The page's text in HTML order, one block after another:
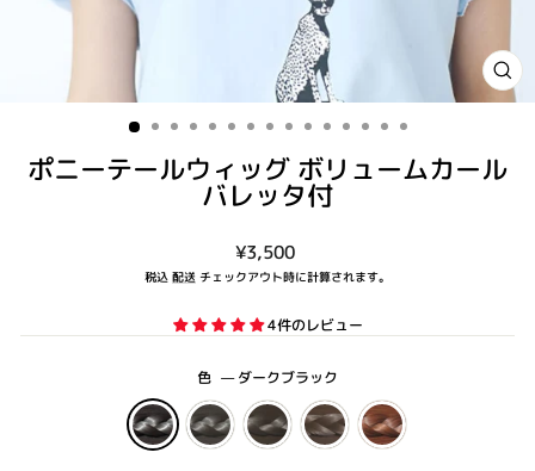
閉
じ
ポニーテールウィッグ ボリュームカール
バレッタ付
通
常
格
¥3,500
税込 配送 チェックアウト時に計算されます。
4件のレビュー
色 —ダークブラック